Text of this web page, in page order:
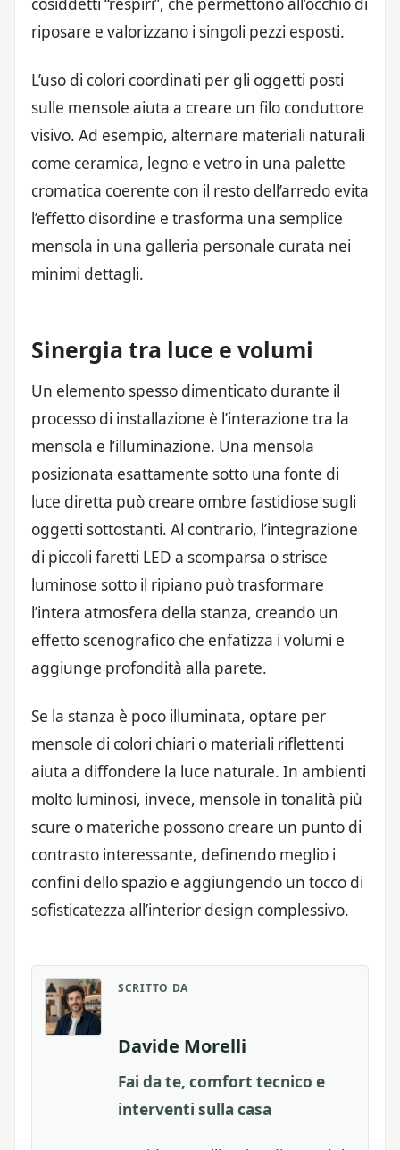
cosiddetti “respiri”, che permettono all’occhio di
riposare e valorizzano i singoli pezzi esposti.
L’uso di colori coordinati per gli oggetti posti
sulle mensole aiuta a creare un filo conduttore
visivo. Ad esempio, alternare materiali naturali
come ceramica, legno e vetro in una palette
cromatica coerente con il resto dell’arredo evita
l’effetto disordine e trasforma una semplice
mensola in una galleria personale curata nei
minimi dettagli.
Sinergia tra luce e volumi
Un elemento spesso dimenticato durante il
processo di installazione è l’interazione tra la
mensola e l’illuminazione. Una mensola
posizionata esattamente sotto una fonte di
luce diretta può creare ombre fastidiose sugli
oggetti sottostanti. Al contrario, l’integrazione
di piccoli faretti LED a scomparsa o strisce
luminose sotto il ripiano può trasformare
l’intera atmosfera della stanza, creando un
effetto scenografico che enfatizza i volumi e
aggiunge profondità alla parete.
Se la stanza è poco illuminata, optare per
mensole di colori chiari o materiali riflettenti
aiuta a diffondere la luce naturale. In ambienti
molto luminosi, invece, mensole in tonalità più
scure o materiche possono creare un punto di
contrasto interessante, definendo meglio i
confini dello spazio e aggiungendo un tocco di
sofisticatezza all’interior design complessivo.
SCRITTO DA
Davide Morelli
Fai da te, comfort tecnico e
interventi sulla casa